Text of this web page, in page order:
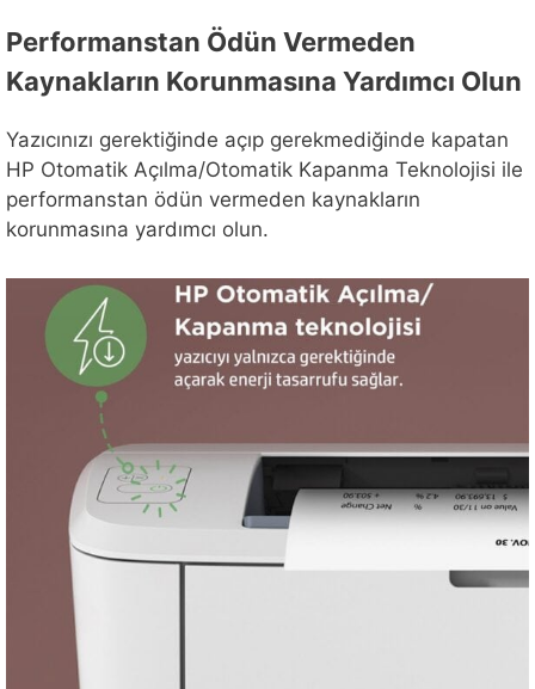
Performanstan Ödün Vermeden
Kaynakların Korunmasına Yardımcı Olun
Yazıcınızı gerektiğinde açıp gerekmediğinde kapatan
HP Otomatik Açılma/Otomatik Kapanma Teknolojisi ile
performanstan ödün vermeden kaynakların
korunmasına yardımcı olun.